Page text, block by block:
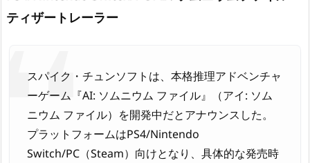
ティザートレーラー
スパイク・チュンソフトは、本格推理アドベンチャ
ーゲーム『AI: ソムニウム ファイル』（アイ: ソム
ニウム ファイル）を開発中だとアナウンスした。
プラットフォームはPS4/Nintendo
Switch/PC（Steam）向けとなり、具体的な発売時